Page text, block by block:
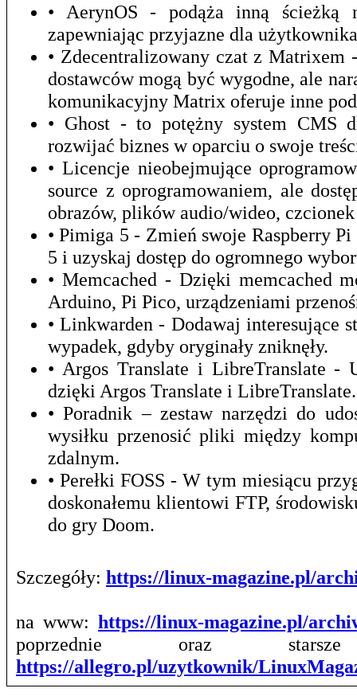
• AerynOS - podąża inną ścieżką
zapewniając przyjazne dla
• Zdecentralizowany czat z
dostawców mogą być wygodne, ale
komunikacyjny Matrix oferuje inne
• Ghost - to potężny system CMS
rozwijać biznes w oparciu o swoje
• Licencje nieobejmujące
source z oprogramowaniem, ale
obrazów, plików audio/wideo,
• Pimiga 5 - Zmień swoje Raspberry
5 i uzyskaj dostęp do ogromnego
• Memcached - Dzięki memcached
Arduino, Pi Pico, urządzeniami
• Linkwarden - Dodawaj interesujące
wypadek, gdyby oryginały zniknęły.
• Argos Translate i LibreTranslate -
dzięki Argos Translate i LibreTranslate.
• Poradnik – zestaw narzędzi do
wysiłku przenosić pliki między
zdalnym.
• Perełki FOSS - W tym miesiącu
doskonałemu klientowi FTP,
do gry Doom.
Szczegóły: https://linux-magazine.pl/
na www: https://linux-magazine.pl/
poprzednie oraz
https://allegro.pl/uzytkownik/